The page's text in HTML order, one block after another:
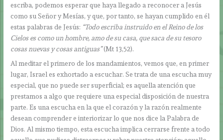
escriba, podemos esperar que haya llegado a reconocer a Jesús
como su Señor y Mesías, y que, por tanto, se hayan cumplido en él
estas palabras de Jesús: “Todo escriba instruido en el Reino de los
Cielos es como un hombre, amo de su casa, que saca de su tesoro
cosas nuevas y cosas antiguas”(Mt 13,52).
Al meditar el primero de los mandamientos, vemos que, en primer
lugar, Israel es exhortado a escuchar. Se trata de una escucha muy
especial, que no puede ser superficial; es aquella atención que
prestamos a algo que requiere una especial disposición de nuestra
parte. Es una escucha en la que el corazón y la razón realmente
desean comprender e interiorizar lo que nos dice la Palabra de
Dios. Al mismo tiempo, esta escucha implica cerrarse frente a todo